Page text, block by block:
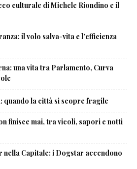
culturale di Michele Riondino e il
il volo salva-vita e l’efficienza
una vita tra Parlamento, Curva
quando la città si scopre fragile
finisce mai, tra vicoli, sapori e notti
nella Capitale: i Dogstar accendono